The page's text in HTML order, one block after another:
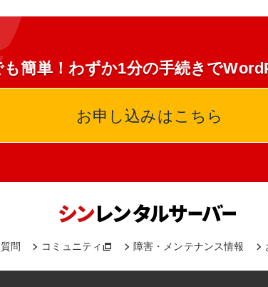
も簡単！わずか1分の手続きで
お申し込みはこちら
問 コミュニティ 障害・メンテナンス情報